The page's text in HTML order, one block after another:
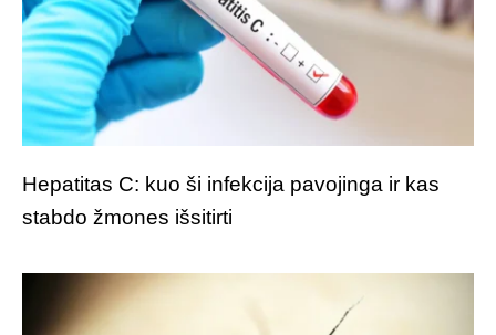
Hepatitas C: kuo ši infekcija pavojinga ir kas
stabdo žmones išsitirti